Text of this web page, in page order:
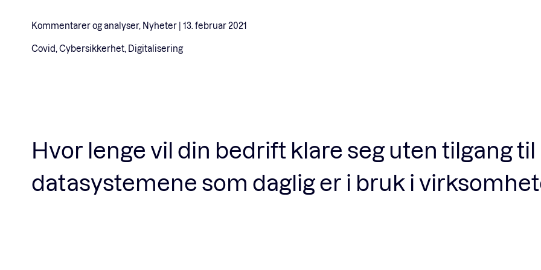
Nyheter og meninger
Rapporter
Kommentarer og analyser, Nyheter | 13. februar 2021
Covid, Cybersikkerhet, Digitalisering
Hvor lenge vil din bedrift klare seg uten tilgang til
datasystemene som daglig er i bruk i